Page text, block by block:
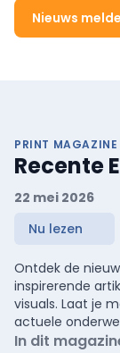
Nieuws
PRINT MAGAZINE
Recente
22 mei 2026
Nu lezen
Ontdek de
inspirerende
visuals. Laat je
actuele
In dit